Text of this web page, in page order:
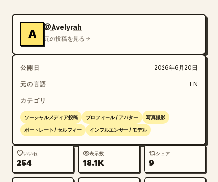
A
@Avelyrah
元の投稿を見る
公開日 2026年6月20日
元の言語 EN
カテゴリ
ソーシャルメディア投稿 プロフィール / アバター 写真撮影
ポートレート / セルフィー インフルエンサー / モデル
いいね
254
表示数
18.1K
シェア
9